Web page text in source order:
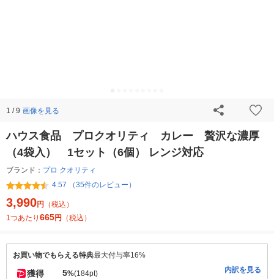
1 / 9 画像を見る
ハウス食品 プロクオリティ カレー 贅沢な濃厚
（4袋入） 1セット（6個） レンジ対応
ブランド： プロ クオリティ
4.57 （35件のレビュー）
3,990円
（税込）
1つあたり 665円 （税込）
お買い物でもらえる特典最大付与率16%
獲得 5%(184pt) 内訳を見る